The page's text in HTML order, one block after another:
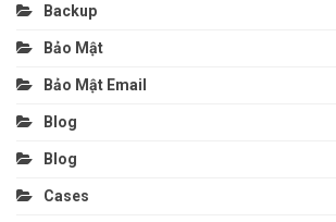
Backup
Bảo Mật
Bảo Mật Email
Blog
Blog
Cases